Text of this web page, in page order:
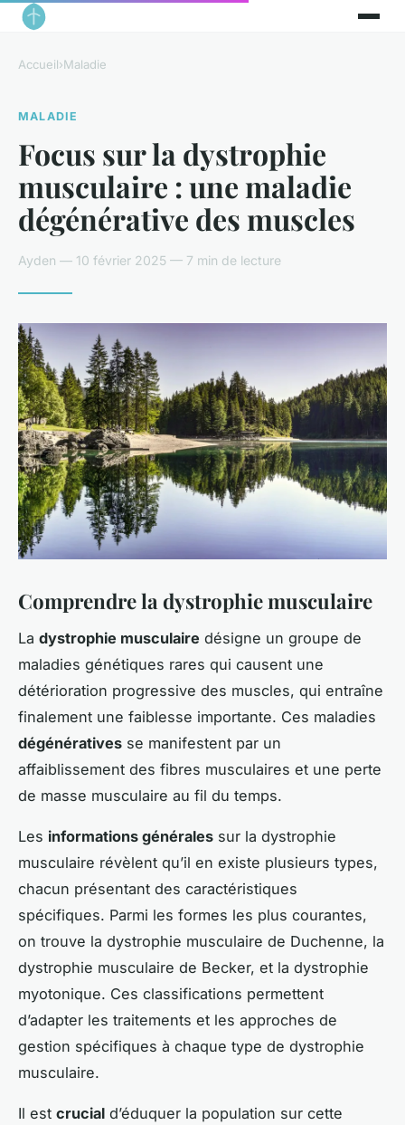
Accueil›Maladie
MALADIE
Focus sur la dystrophie
musculaire : une maladie
dégénérative des muscles
Ayden — 10 février 2025 — 7 min de lecture
Comprendre la dystrophie musculaire
La dystrophie musculaire désigne un groupe de
maladies génétiques rares qui causent une
détérioration progressive des muscles, qui entraîne
finalement une faiblesse importante. Ces maladies
dégénératives se manifestent par un
affaiblissement des fibres musculaires et une perte
de masse musculaire au fil du temps.
Les informations générales sur la dystrophie
musculaire révèlent qu’il en existe plusieurs types,
chacun présentant des caractéristiques
spécifiques. Parmi les formes les plus courantes,
on trouve la dystrophie musculaire de Duchenne, la
dystrophie musculaire de Becker, et la dystrophie
myotonique. Ces classifications permettent
d’adapter les traitements et les approches de
gestion spécifiques à chaque type de dystrophie
musculaire.
Il est crucial d’éduquer la population sur cette